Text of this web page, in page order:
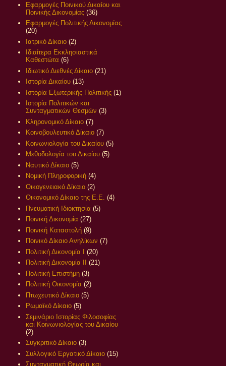
Εφαρμογές Ποινικού Δικαίου και
Ποινικής Δικονομίας (36)
Εφαρμογές Πολιτικής Δικονομίας
(20)
Ιατρικό Δίκαιο (2)
Ιδιαίτερα Εκκλησιαστικά
Καθεστώτα (6)
Ιδιωτικό Διεθνές Δίκαιο (21)
Ιστορία Δικαίου (13)
Ιστορία Εξωτερικής Πολιτικής (1)
Ιστορία Πολιτικών και
Συνταγματικών Θεσμών (3)
Κληρονομικό Δίκαιο (7)
Κοινοβουλευτικό Δίκαιο (7)
Κοινωνιολογία του Δικαίου (5)
Μεθοδολογία του Δικαίου (5)
Ναυτικό Δίκαιο (5)
Νομική Πληροφορική (4)
Οικογενειακό Δίκαιο (2)
Οικονομικό Δίκαιο της Ε.Ε. (4)
Πνευματική Ιδιοκτησία (5)
Ποινική Δικονομία (27)
Ποινική Καταστολή (9)
Ποινικό Δίκαιο Ανηλίκων (7)
Πολιτική Δικονομία Ι
(20)
Πολιτική Δικονομία ΙΙ
(21)
Πολιτική Επιστήμη (3)
Πολιτική Οικονομία (2)
Πτωχευτικό Δίκαιο (5)
Ρωμαϊκό Δίκαιο (5)
Σεμινάριο Ιστορίας Φιλοσοφίας
και Κοινωνιολογίας του Δικαίου
(2)
Συγκριτικό Δίκαιο (3)
Συλλογικό Εργατικό Δίκαιο (15)
Συνταγματική Θεωρία και